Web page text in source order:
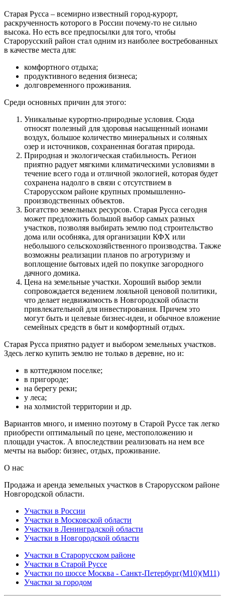
Старая Русса – всемирно известный город-курорт,
раскрученность которого в России почему-то не сильно
высока. Но есть все предпосылки для того, чтобы
Старорусский район стал одним из наиболее востребованных
в качестве места для:
комфортного отдыха;
продуктивного ведения бизнеса;
долговременного проживания.
Среди основных причин для этого:
Уникальные курортно-природные условия. Сюда
относят полезный для здоровья насыщенный ионами
воздух, большое количество минеральных и соляных
озер и источников, сохраненная богатая природа.
Природная и экологическая стабильность. Регион
приятно радует мягкими климатическими условиями в
течение всего года и отличной экологией, которая будет
сохранена надолго в связи с отсутствием в
Старорусском районе крупных промышленно-
производственных объектов.
Богатство земельных ресурсов. Старая Русса сегодня
может предложить большой выбор самых разных
участков, позволяя выбирать землю под строительство
дома или особняка, для организации КФХ или
небольшого сельскохозяйственного производства. Также
возможны реализации планов по агротуризму и
воплощение бытовых идей по покупке загородного
дачного домика.
Цена на земельные участки. Хороший выбор земли
сопровождается ведением лояльной ценовой политики,
что делает недвижимость в Новгородской области
привлекательной для инвестирования. Причем это
могут быть и целевые бизнес-идеи, и обычное вложение
семейных средств в быт и комфортный отдых.
Старая Русса приятно радует и выбором земельных участков.
Здесь легко купить землю не только в деревне, но и:
в коттеджном поселке;
в пригороде;
на берегу реки;
у леса;
на холмистой территории и др.
Вариантов много, и именно поэтому в Старой Руссе так легко
приобрести оптимальный по цене, местоположению и
площади участок. А впоследствии реализовать на нем все
мечты на выбор: бизнес, отдых, проживание.
О нас
Продажа и аренда земельных участков в Старорусском районе
Новгородской области.
Участки в России
Участки в Московской области
Участки в Ленинградской области
Участки в Новгородской области
Участки в Старорусском районе
Участки в Старой Руссе
Участки по шоссе Москва - Санкт-Петербург(М10)(М11)
Участки за городом